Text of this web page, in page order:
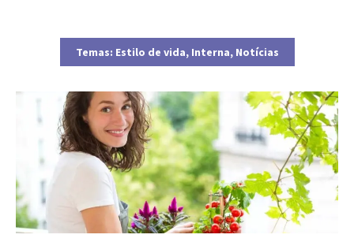
Temas: Estilo de vida, Interna, Notícias